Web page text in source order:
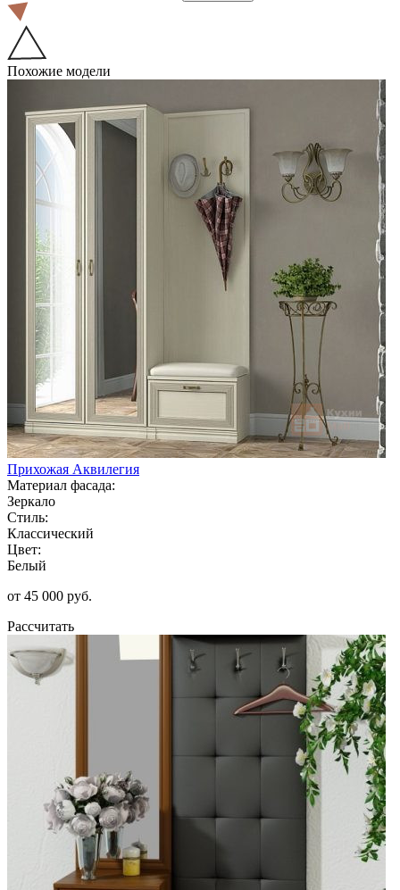
Похожие модели
Прихожая Аквилегия
Материал фасада:
Зеркало
Стиль:
Классический
Цвет:
Белый
от 45 000 руб.
Рассчитать